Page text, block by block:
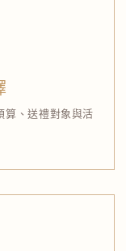
算、送禮對象與活